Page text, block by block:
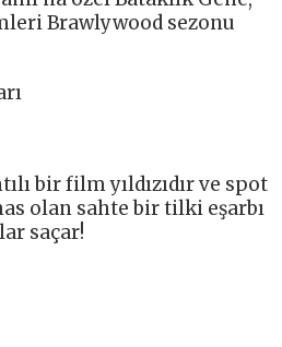
Brawlywood sezonu
bir film yıldızıdır ve spot
olan sahte bir tilki eşarbı
saçar!